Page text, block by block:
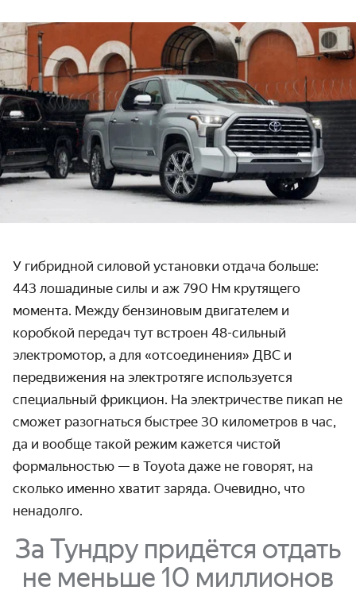
У гибридной силовой установки отдача больше:
443 лошадиные силы и аж 790 Нм крутящего
момента. Между бензиновым двигателем и
коробкой передач тут встроен 48-сильный
электромотор, а для «отсоединения» ДВС и
передвижения на электротяге используется
специальный фрикцион. На электричестве пикап не
сможет разогнаться быстрее 30 километров в час,
да и вообще такой режим кажется чистой
формальностью — в Toyota даже не говорят, на
сколько именно хватит заряда. Очевидно, что
ненадолго.
За Тундру придётся отдать
не меньше 10 миллионов